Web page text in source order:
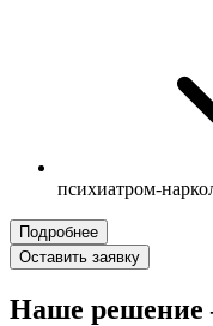
психиатром-
Подробнее
Оставить заявку
Наше решение